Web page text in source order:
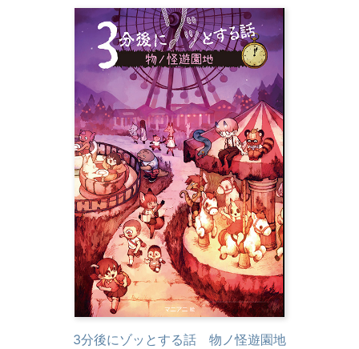
3分後にゾッとする話 物ノ怪遊園地